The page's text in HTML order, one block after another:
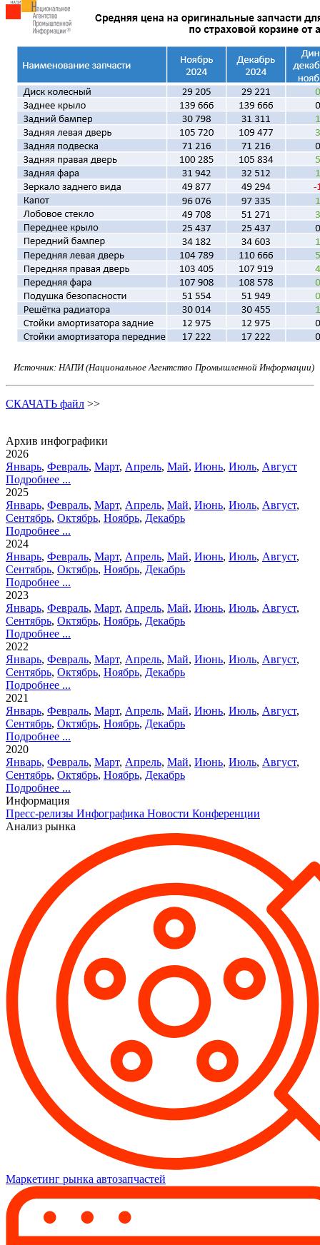
Источник: НАПИ (Национальное Агентство Промышленной Информации)
СКАЧАТЬ файл >>
Архив инфографики
2026
Январь, Февраль, Март, Апрель, Май, Июнь, Июль, Август
Подробнее ...
2025
Январь, Февраль, Март, Апрель, Май, Июнь, Июль, Август,
Сентябрь, Октябрь, Ноябрь, Декабрь
Подробнее ...
2024
Январь, Февраль, Март, Апрель, Май, Июнь, Июль, Август,
Сентябрь, Октябрь, Ноябрь, Декабрь
Подробнее ...
2023
Январь, Февраль, Март, Апрель, Май, Июнь, Июль, Август,
Сентябрь, Октябрь, Ноябрь, Декабрь
Подробнее ...
2022
Январь, Февраль, Март, Апрель, Май, Июнь, Июль, Август,
Сентябрь, Октябрь, Ноябрь, Декабрь
Подробнее ...
2021
Январь, Февраль, Март, Апрель, Май, Июнь, Июль, Август,
Сентябрь, Октябрь, Ноябрь, Декабрь
Подробнее ...
2020
Январь, Февраль, Март, Апрель, Май, Июнь, Июль, Август,
Сентябрь, Октябрь, Ноябрь, Декабрь
Подробнее ...
Информация
Пресс-релизы Инфографика Новости Конференции
Анализ рынка
Маркетинг рынка автозапчастей